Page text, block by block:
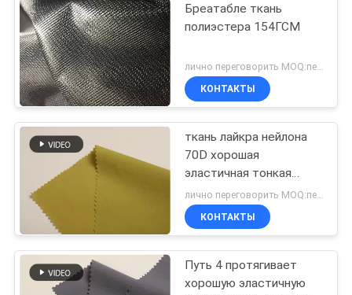
Бреатабле ткань
полиэстера 154ГСМ
КОНТАКТЫ
ткань лайкра нейлона
70D хорошая
эластичная тонкая
мягкая Breathable
КОНТАКТЫ
Путь 4 протягивает
хорошую эластичную